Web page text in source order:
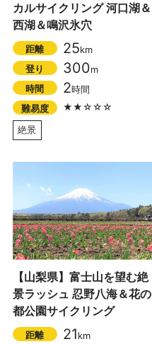
カルサイクリング 河口湖＆
西湖＆鳴沢氷穴
距離 25km
登り
300m
時間
2時間
難易度
★★☆☆☆
絶景
【山梨県】富士山を望む絶
景ラッシュ 忍野八海＆花の
都公園サイクリング
距離 21km